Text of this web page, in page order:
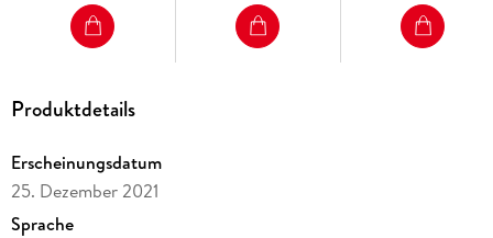
Produktdetails
Erscheinungsdatum
25. Dezember 2021
Sprache